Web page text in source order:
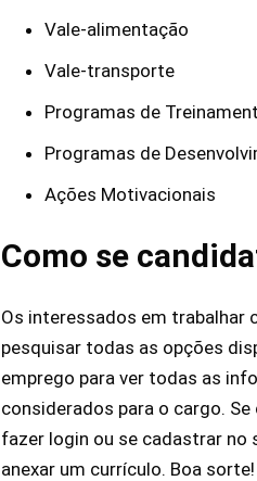
Vale-alimentação
Vale-transporte
Programas de
Programas de
Ações Motivacionais
Como se
Os interessados em trabalhar
pesquisar todas as opções
emprego para ver todas as
considerados para o cargo.
fazer login ou se cadastrar
anexar um currículo. Boa sorte!